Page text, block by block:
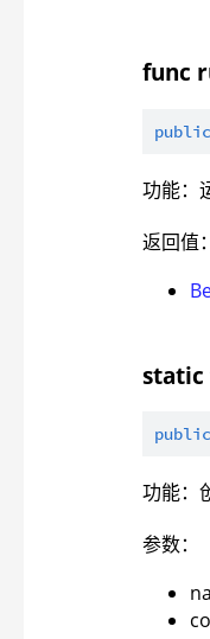
func
public
功能：
返回值：
static
public
功能：
参数：